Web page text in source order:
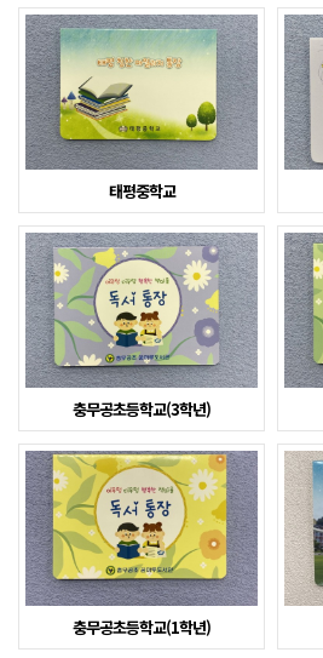
태평중학교
충무공초등학교(3학년)
충무공초등학교(1학년)